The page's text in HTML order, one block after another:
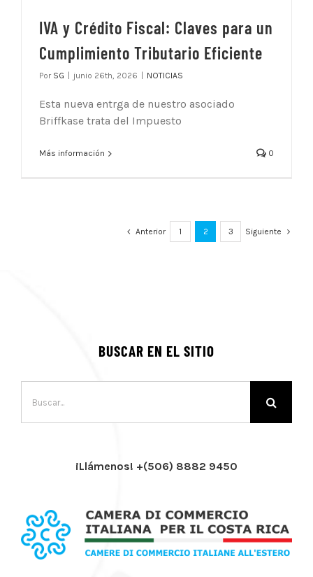
IVA y Crédito Fiscal: Claves para un
Cumplimiento Tributario Eficiente
Por SG junio 26th, 2026 NOTICIAS
Esta nueva entrga de nuestro asociado
Briffkase trata del Impuesto
Más información 0
Anterior 1 2 3 Siguiente
BUSCAR EN EL SITIO
¡Llámenos! +(506) 8882 9450